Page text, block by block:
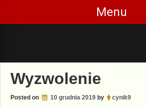
Skip
content
Menu
Wyzwolenie
Posted on 10 grudnia 2019 by cynik9